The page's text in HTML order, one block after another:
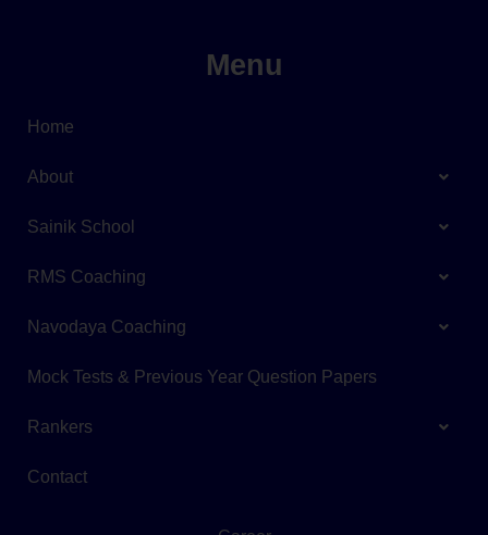
Menu
Home
About
Sainik School
RMS Coaching
Navodaya Coaching
Mock Tests & Previous Year Question Papers
Rankers
Contact